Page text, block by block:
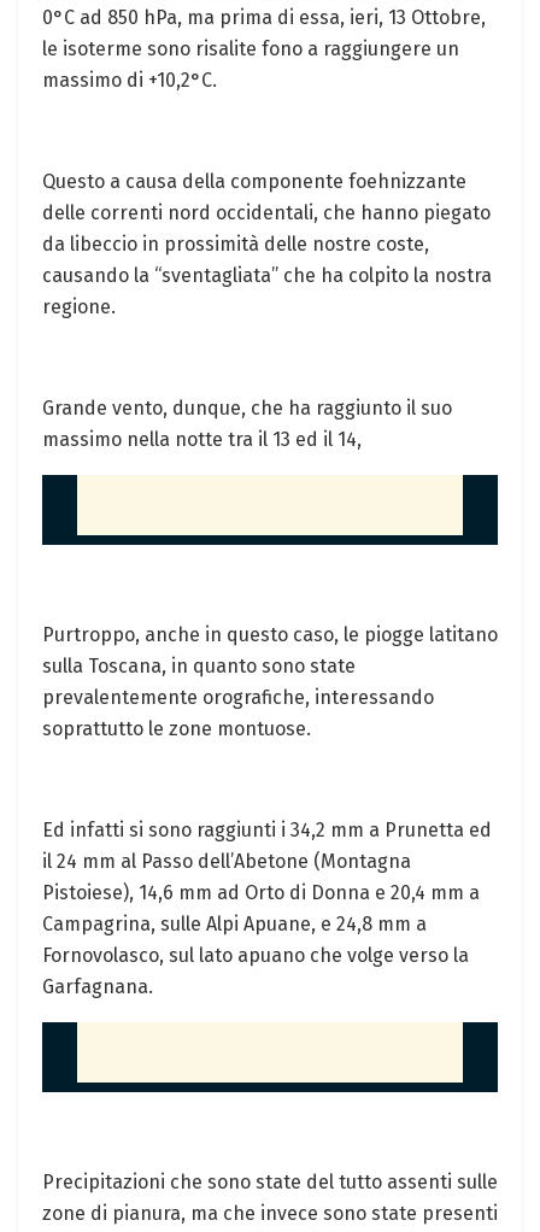
0°C ad 850 hPa, ma prima di essa, ieri, 13 Ottobre,
le isoterme sono risalite fono a raggiungere un
massimo di +10,2°C.
Questo a causa della componente foehnizzante
delle correnti nord occidentali, che hanno piegato
da libeccio in prossimità delle nostre coste,
causando la “sventagliata” che ha colpito la nostra
regione.
Grande vento, dunque, che ha raggiunto il suo
massimo nella notte tra il 13 ed il 14,
Purtroppo, anche in questo caso, le piogge latitano
sulla Toscana, in quanto sono state
prevalentemente orografiche, interessando
soprattutto le zone montuose.
Ed infatti si sono raggiunti i 34,2 mm a Prunetta ed
il 24 mm al Passo dell’Abetone (Montagna
Pistoiese), 14,6 mm ad Orto di Donna e 20,4 mm a
Campagrina, sulle Alpi Apuane, e 24,8 mm a
Fornovolasco, sul lato apuano che volge verso la
Garfagnana.
Precipitazioni che sono state del tutto assenti sulle
zone di pianura, ma che invece sono state presenti